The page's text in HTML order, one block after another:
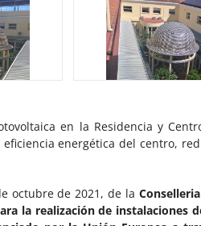
en la Residencia y
eficiencia energética del centro,
octubre de 2021, de la
la realización de instalaciones